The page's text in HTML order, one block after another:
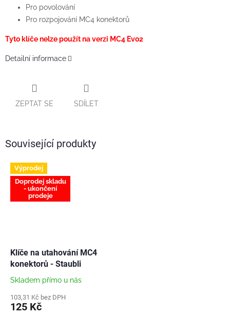
Pro povolování
Pro rozpojování MC4 konektorů
Tyto klíče nelze použít na verzi MC4 Evo2
Detailní informace
ZEPTAT SE SDÍLET
Související produkty
Výprodej
Doprodej skladu
- ukončení
prodeje
Klíče na utahování MC4
konektorů - Staubli
Skladem přímo u nás
103,31 Kč bez DPH
125 Kč